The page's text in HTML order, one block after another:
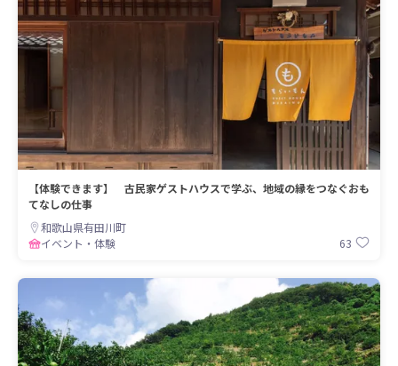
【体験できます】 古民家ゲストハウスで学ぶ、地域の縁をつなぐおも
てなしの仕事
和歌山県有田川町
イベント・体験
63